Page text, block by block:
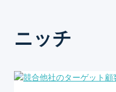
ニッチ